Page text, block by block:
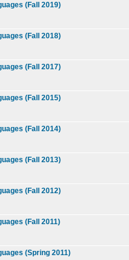
(Fall 2019)
(Fall 2018)
(Fall 2017)
(Fall 2015)
(Fall 2014)
(Fall 2013)
(Fall 2012)
(Fall 2011)
(Spring 2011)